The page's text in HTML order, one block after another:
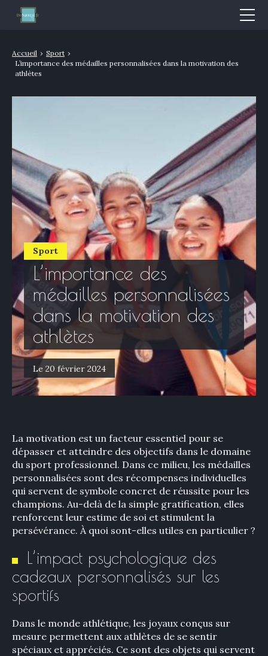
Sport
L’importance des
médailles personnalisées
dans la motivation des
athlètes
Le 20 février 2024
Accueil › Sport ›
L’importance des médailles personnalisées dans la motivation des
athlètes
La motivation est un facteur essentiel pour se
dépasser et atteindre des objectifs dans le domaine
du sport professionnel. Dans ce milieu, les médailles
personnalisées sont des récompenses individuelles
qui servent de symbole concret de réussite pour les
champions. Au-delà de la simple gratification, elles
renforcent leur estime de soi et stimulent la
persévérance. À quoi sont-elles utiles en particulier ?
L’impact psychologique des
cadeaux personnalisés sur les
sportifs
Dans le monde athlétique, les joyaux conçus sur
mesure permettent aux athlètes de se sentir
spéciaux et appréciés. Ce sont des objets qui servent
Bien-être & Santé
Nutrition
Bio/Naturel
GLOSSAIRE